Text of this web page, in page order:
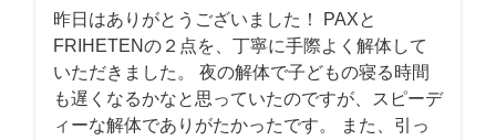
昨日はありがとうございました！ PAXと
FRIHETENの２点を、丁寧に手際よく解体して
いただきました。 夜の解体で子どもの寝る時間
も遅くなるかなと思っていたのですが、スピーデ
ィーな解体でありがたかったです。 また、引っ